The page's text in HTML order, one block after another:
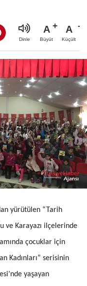
Dinle
A
Büyüt
A
Küçült
yürütülen “Tarih
ve Karayazı ilçelerinde
çocuklar için
Kadınları” serisinin
yaşayan